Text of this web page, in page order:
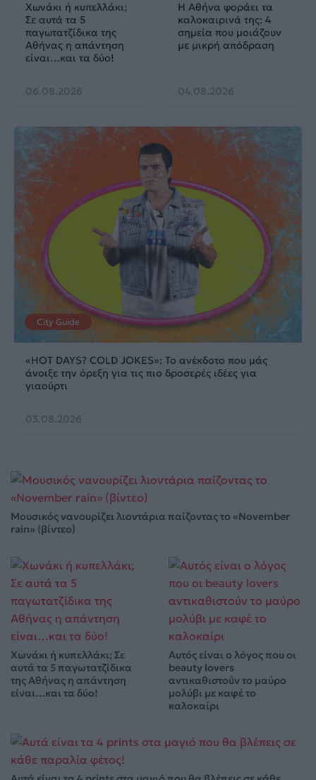
Χωνάκι ή κυπελλάκι;
Σε αυτά τα 5
παγωτατζίδικα της
Αθήνας η απάντηση
είναι…και τα δύο!
06.08.2026
Η Αθήνα φοράει τα
καλοκαιρινά της: 4
σημεία που μοιάζουν
με μικρή απόδραση
04.08.2026
City Guide
«HOT DAYS? COLD JOKES»: Το ανέκδοτο που μάς
άνοιξε την όρεξη για τις πιο δροσερές ιδέες για
γιαούρτι
03.08.2026
Μουσικός νανουρίζει λιοντάρια παίζοντας το «November
rain» (βίντεο)
Χωνάκι ή κυπελλάκι; Σε
αυτά τα 5 παγωτατζίδικα
της Αθήνας η απάντηση
είναι…και τα δύο!
Αυτός είναι ο λόγος που οι
beauty lovers
αντικαθιστούν το μαύρο
μολύβι με καφέ το
καλοκαίρι